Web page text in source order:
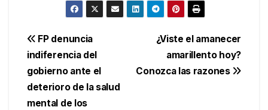
Navegación
de
entradas
¿Viste el amanecer
amarillento hoy?
Conozca las razones
FP denuncia
indiferencia del
gobierno ante el
deterioro de la salud
mental de los